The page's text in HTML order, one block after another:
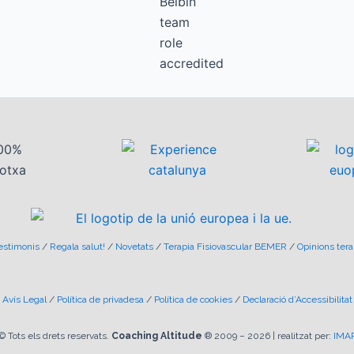
/ Regala salut! / Novetats/ Terapia Fisiovascular BEMER / Opinions
Avís Legal/ Política de privadesa/ Política de cookies/ Declaració d’Accessibilitat
Tots els drets reservats. Coaching Altitude ® 2009 – 2026| realitzat per: